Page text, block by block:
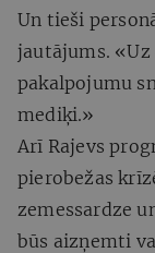
Un tieši
jautājums.
pakalpojumu
mediķi.»
Arī Rajevs
pierobežas
zemessardze
būs aizņemti